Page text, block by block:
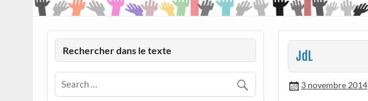
JdL
3 novembre 2014
Rechercher dans le texte